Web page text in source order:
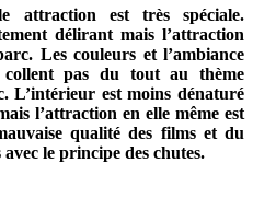
attraction est très spéciale.
délirant mais l’attraction
Les couleurs et l’ambiance
collent pas du tout au thème
L’intérieur est moins dénaturé
l’attraction en elle même est
qualité des films et du
le principe des chutes.